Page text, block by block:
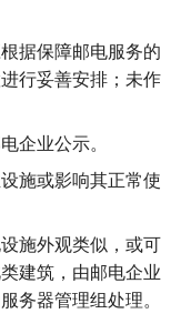
据保障邮电服务的
行妥善安排；未作
企业公示。
施或影响其正常使
施外观类似，或可
建筑，由邮电企业
务器管理组处理。